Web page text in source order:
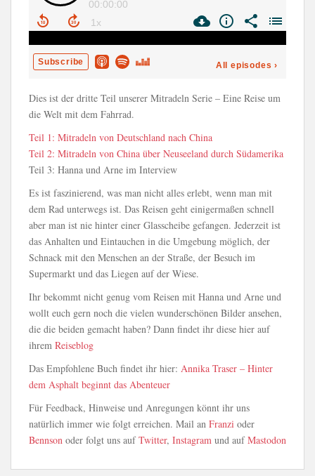
Dies ist der dritte Teil unserer Mitradeln Serie – Eine Reise um
die Welt mit dem Fahrrad.
Teil 1: Mitradeln von Deutschland nach China
Teil 2: Mitradeln von China über Neuseeland durch Südamerika
Teil 3: Hanna und Arne im Interview
Es ist faszinierend, was man nicht alles erlebt, wenn man mit
dem Rad unterwegs ist. Das Reisen geht einigermaßen schnell
aber man ist nie hinter einer Glasscheibe gefangen. Jederzeit ist
das Anhalten und Eintauchen in die Umgebung möglich, der
Schnack mit den Menschen an der Straße, der Besuch im
Supermarkt und das Liegen auf der Wiese.
Ihr bekommt nicht genug vom Reisen mit Hanna und Arne und
wollt euch gern noch die vielen wunderschönen Bilder ansehen,
die die beiden gemacht haben? Dann findet ihr diese hier auf
ihrem Reiseblog
Das Empfohlene Buch findet ihr hier: Annika Traser – Hinter
dem Asphalt beginnt das Abenteuer
Für Feedback, Hinweise und Anregungen könnt ihr uns
natürlich immer wie folgt erreichen. Mail an Franzi oder
Bennson oder folgt uns aufTwitter, Instagram und aufMastodon